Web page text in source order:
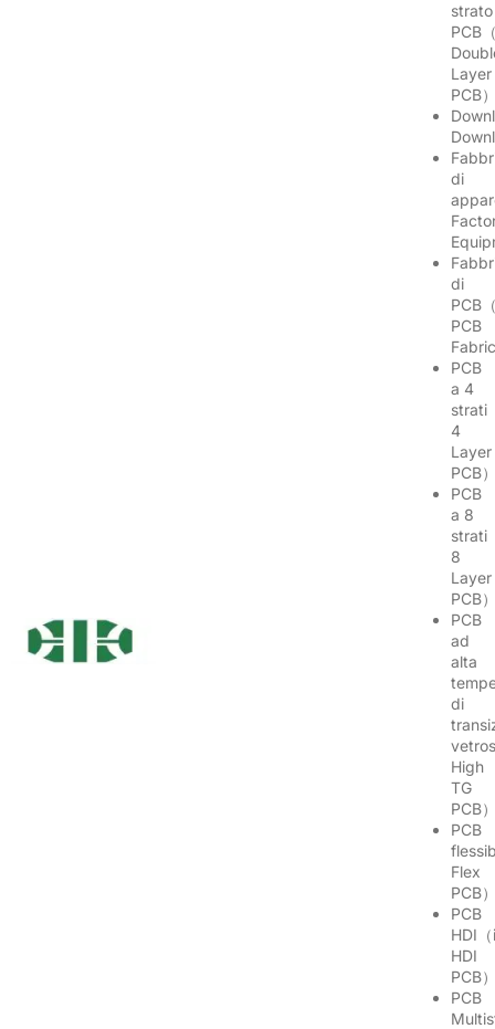
strato
PCB
Layer
PCB
di
di
PCB
PCB
PCB
a 4
strati
4
Layer
PCB
PCB
a 8
strati
8
Layer
PCB
PCB
ad
alta
di
High
TG
PCB
PCB
Flex
PCB
PCB
HDI
HDI
PCB
PCB